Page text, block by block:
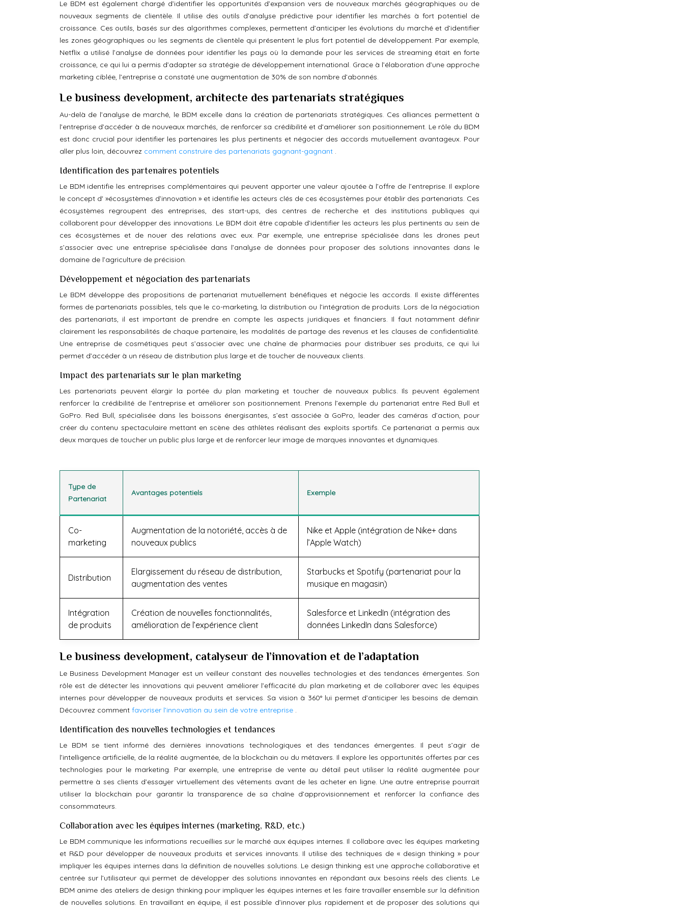
Le BDM est également chargé d’identifier les opportunités d’expansion vers de nouveaux marchés géographiques ou de
nouveaux segments de clientèle. Il utilise des outils d’analyse prédictive pour identifier les marchés à fort potentiel de
croissance. Ces outils, basés sur des algorithmes complexes, permettent d’anticiper les évolutions du marché et d’identifier
les zones géographiques ou les segments de clientèle qui présentent le plus fort potentiel de développement. Par exemple,
Netflix a utilisé l’analyse de données pour identifier les pays où la demande pour les services de streaming était en forte
croissance, ce qui lui a permis d’adapter sa stratégie de développement international. Grace à l’élaboration d’une approche
marketing ciblée, l’entreprise a constaté une augmentation de 30% de son nombre d’abonnés.
Le business development, architecte des partenariats stratégiques
Au-delà de l’analyse de marché, le BDM excelle dans la création de partenariats stratégiques. Ces alliances permettent à
l’entreprise d’accéder à de nouveaux marchés, de renforcer sa crédibilité et d’améliorer son positionnement. Le rôle du BDM
est donc crucial pour identifier les partenaires les plus pertinents et négocier des accords mutuellement avantageux. Pour
aller plus loin, découvrez comment construire des partenariats gagnant-gagnant .
Identification des partenaires potentiels
Le BDM identifie les entreprises complémentaires qui peuvent apporter une valeur ajoutée à l’offre de l’entreprise. Il explore
le concept d' »écosystèmes d’innovation » et identifie les acteurs clés de ces écosystèmes pour établir des partenariats. Ces
écosystèmes regroupent des entreprises, des start-ups, des centres de recherche et des institutions publiques qui
collaborent pour développer des innovations. Le BDM doit être capable d’identifier les acteurs les plus pertinents au sein de
ces écosystèmes et de nouer des relations avec eux. Par exemple, une entreprise spécialisée dans les drones peut
s’associer avec une entreprise spécialisée dans l’analyse de données pour proposer des solutions innovantes dans le
domaine de l’agriculture de précision.
Développement et négociation des partenariats
Le BDM développe des propositions de partenariat mutuellement bénéfiques et négocie les accords. Il existe différentes
formes de partenariats possibles, tels que le co-marketing, la distribution ou l’intégration de produits. Lors de la négociation
des partenariats, il est important de prendre en compte les aspects juridiques et financiers. Il faut notamment définir
clairement les responsabilités de chaque partenaire, les modalités de partage des revenus et les clauses de confidentialité.
Une entreprise de cosmétiques peut s’associer avec une chaîne de pharmacies pour distribuer ses produits, ce qui lui
permet d’accéder à un réseau de distribution plus large et de toucher de nouveaux clients.
Impact des partenariats sur le plan marketing
Les partenariats peuvent élargir la portée du plan marketing et toucher de nouveaux publics. Ils peuvent également
renforcer la crédibilité de l’entreprise et améliorer son positionnement. Prenons l’exemple du partenariat entre Red Bull et
GoPro. Red Bull, spécialisée dans les boissons énergisantes, s’est associée à GoPro, leader des caméras d’action, pour
créer du contenu spectaculaire mettant en scène des athlètes réalisant des exploits sportifs. Ce partenariat a permis aux
deux marques de toucher un public plus large et de renforcer leur image de marques innovantes et dynamiques.
Type de
Partenariat
Avantages potentiels Exemple
Co-
marketing
Augmentation de la notoriété, accès à de
nouveaux publics
Nike et Apple (intégration de Nike+ dans
l’Apple Watch)
Distribution
Elargissement du réseau de distribution,
augmentation des ventes
Starbucks et Spotify (partenariat pour la
musique en magasin)
Intégration
de produits
Création de nouvelles fonctionnalités,
amélioration de l’expérience client
Salesforce et LinkedIn (intégration des
données LinkedIn dans Salesforce)
Le business development, catalyseur de l’innovation et de l’adaptation
Le Business Development Manager est un veilleur constant des nouvelles technologies et des tendances émergentes. Son
rôle est de détecter les innovations qui peuvent améliorer l’efficacité du plan marketing et de collaborer avec les équipes
internes pour développer de nouveaux produits et services. Sa vision à 360° lui permet d’anticiper les besoins de demain.
Découvrez comment favoriser l’innovation au sein de votre entreprise .
Identification des nouvelles technologies et tendances
Le BDM se tient informé des dernières innovations technologiques et des tendances émergentes. Il peut s’agir de
l’intelligence artificielle, de la réalité augmentée, de la blockchain ou du métavers. Il explore les opportunités offertes par ces
technologies pour le marketing. Par exemple, une entreprise de vente au détail peut utiliser la réalité augmentée pour
permettre à ses clients d’essayer virtuellement des vêtements avant de les acheter en ligne. Une autre entreprise pourrait
utiliser la blockchain pour garantir la transparence de sa chaîne d’approvisionnement et renforcer la confiance des
consommateurs.
Collaboration avec les équipes internes (marketing, R&D, etc.)
Le BDM communique les informations recueillies sur le marché aux équipes internes. Il collabore avec les équipes marketing
et R&D pour développer de nouveaux produits et services innovants. Il utilise des techniques de « design thinking » pour
impliquer les équipes internes dans la définition de nouvelles solutions. Le design thinking est une approche collaborative et
centrée sur l’utilisateur qui permet de développer des solutions innovantes en répondant aux besoins réels des clients. Le
BDM anime des ateliers de design thinking pour impliquer les équipes internes et les faire travailler ensemble sur la définition
de nouvelles solutions. En travaillant en équipe, il est possible d’innover plus rapidement et de proposer des solutions qui